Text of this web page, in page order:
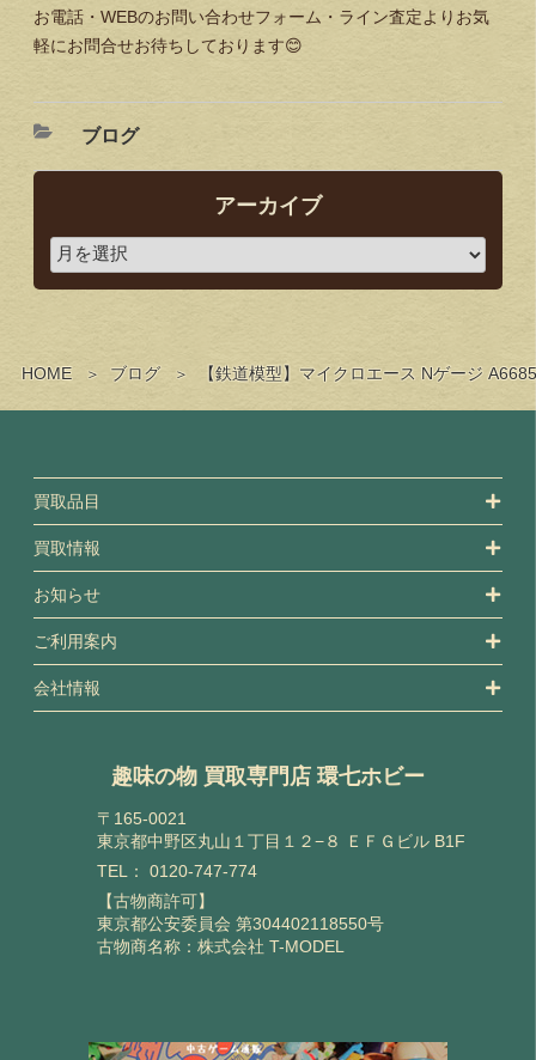
HOME ブログ 【鉄道模型】マイクロエース Nゲージ
お電話・WEBのお問い合わせフォーム・ライン査定よりお気
軽にお問合せお待ちしております😊
ブログ
アーカイブ
買取品目
買取情報
お知らせ
ご利用案内
会社情報
趣味の物 買取専門店 環七ホビー
〒165-0021
東京都中野区丸山１丁目１２−８ ＥＦＧビル B1F
TEL： 0120-747-774
【古物商許可】
東京都公安委員会 第304402118550号
古物商名称：株式会社 T-MODEL